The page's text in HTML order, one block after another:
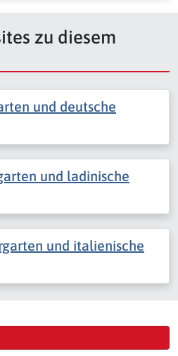
zu diesem
und deutsche
und ladinische
und italienische